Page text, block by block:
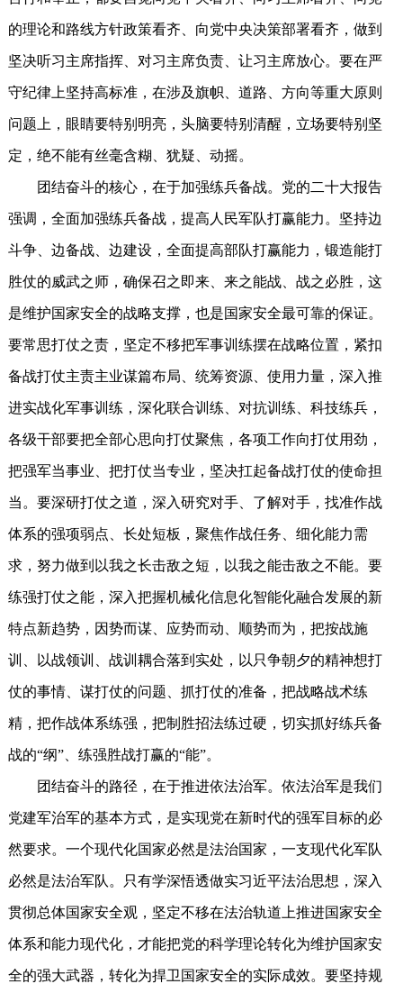
的理论和路线方针政策看齐、向党中央决策部署看齐，做到
坚决听习主席指挥、对习主席负责、让习主席放心。要在严
守纪律上坚持高标准，在涉及旗帜、道路、方向等重大原则
问题上，眼睛要特别明亮，头脑要特别清醒，立场要特别坚
定，绝不能有丝毫含糊、犹疑、动摇。
团结奋斗的核心，在于加强练兵备战。党的二十大报告
强调，全面加强练兵备战，提高人民军队打赢能力。坚持边
斗争、边备战、边建设，全面提高部队打赢能力，锻造能打
胜仗的威武之师，确保召之即来、来之能战、战之必胜，这
是维护国家安全的战略支撑，也是国家安全最可靠的保证。
要常思打仗之责，坚定不移把军事训练摆在战略位置，紧扣
备战打仗主责主业谋篇布局、统筹资源、使用力量，深入推
进实战化军事训练，深化联合训练、对抗训练、科技练兵，
各级干部要把全部心思向打仗聚焦，各项工作向打仗用劲，
把强军当事业、把打仗当专业，坚决扛起备战打仗的使命担
当。要深研打仗之道，深入研究对手、了解对手，找准作战
体系的强项弱点、长处短板，聚焦作战任务、细化能力需
求，努力做到以我之长击敌之短，以我之能击敌之不能。要
练强打仗之能，深入把握机械化信息化智能化融合发展的新
特点新趋势，因势而谋、应势而动、顺势而为，把按战施
训、以战领训、战训耦合落到实处，以只争朝夕的精神想打
仗的事情、谋打仗的问题、抓打仗的准备，把战略战术练
精，把作战体系练强，把制胜招法练过硬，切实抓好练兵备
战的“纲”、练强胜战打赢的“能”。
团结奋斗的路径，在于推进依法治军。依法治军是我们
党建军治军的基本方式，是实现党在新时代的强军目标的必
然要求。一个现代化国家必然是法治国家，一支现代化军队
必然是法治军队。只有学深悟透做实习近平法治思想，深入
贯彻总体国家安全观，坚定不移在法治轨道上推进国家安全
体系和能力现代化，才能把党的科学理论转化为维护国家安
全的强大武器，转化为捍卫国家安全的实际成效。要坚持规